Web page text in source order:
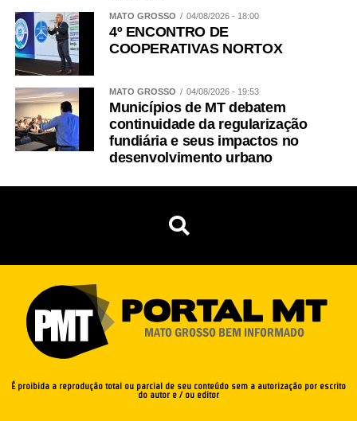
MATO GROSSO 04/08/2026 - 18:00
4º ENCONTRO DE
COOPERATIVAS NORTOX
MATO GROSSO 04/08/2026 - 19:53
Municípios de MT debatem
continuidade da regularização
fundiária e seus impactos no
desenvolvimento urbano
É proibida a reprodução total ou parcial de seu conteúdo sem a autorização por escrito
do autor e / ou editor